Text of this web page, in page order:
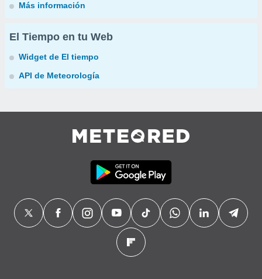
Más información
El Tiempo en tu Web
Widget de El tiempo
API de Meteorología